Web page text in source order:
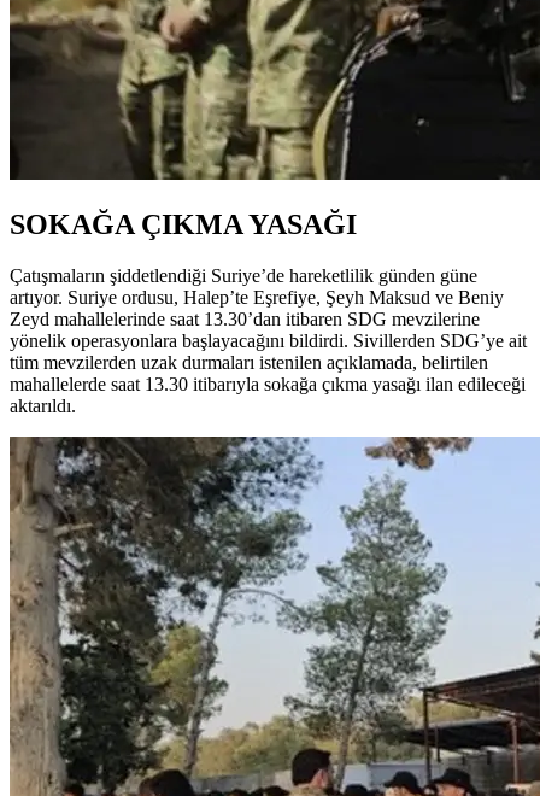
SOKAĞA ÇIKMA YASAĞI
Çatışmaların şiddetlendiği Suriye’de hareketlilik günden güne
artıyor. Suriye ordusu, Halep’te Eşrefiye, Şeyh Maksud ve Beniy
Zeyd mahallelerinde saat 13.30’dan itibaren SDG mevzilerine
yönelik operasyonlara başlayacağını bildirdi. Sivillerden SDG’ye ait
tüm mevzilerden uzak durmaları istenilen açıklamada, belirtilen
mahallelerde saat 13.30 itibarıyla sokağa çıkma yasağı ilan edileceği
aktarıldı.